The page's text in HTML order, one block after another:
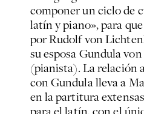
componer un ciclo de
latín y piano», para
por Rudolf von
su esposa Gundula
(pianista). La relación
con Gundula lleva a
en la partitura